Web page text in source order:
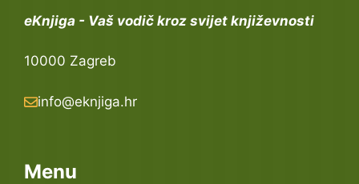
eKnjiga - Vaš vodič kroz svijet književnosti
10000 Zagreb
info@eknjiga.hr
Menu